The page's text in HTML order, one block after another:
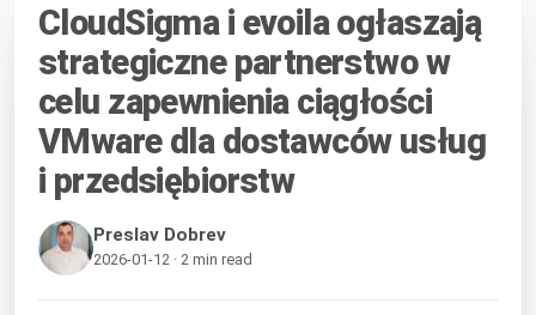
CloudSigma i evoila ogłaszają
strategiczne partnerstwo w
celu zapewnienia ciągłości
VMware dla dostawców usług
i przedsiębiorstw
Preslav Dobrev
2026-01-12 · 2 min read